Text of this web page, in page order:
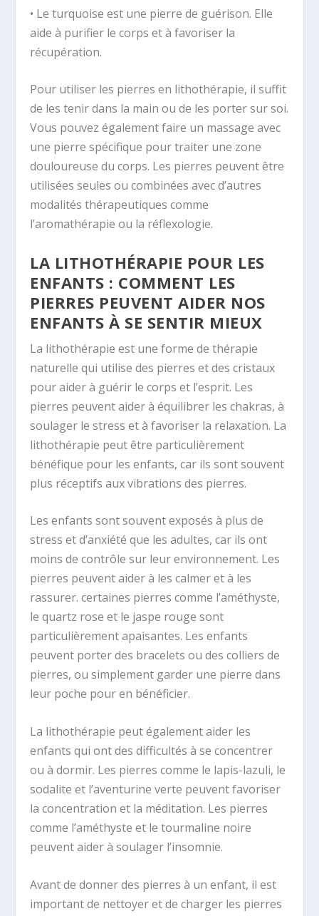
• Le turquoise est une pierre de guérison. Elle
aide à purifier le corps et à favoriser la
récupération.
Pour utiliser les pierres en lithothérapie, il suffit
de les tenir dans la main ou de les porter sur soi.
Vous pouvez également faire un massage avec
une pierre spécifique pour traiter une zone
douloureuse du corps. Les pierres peuvent être
utilisées seules ou combinées avec d’autres
modalités thérapeutiques comme
l’aromathérapie ou la réflexologie.
LA LITHOTHÉRAPIE POUR LES
ENFANTS : COMMENT LES
PIERRES PEUVENT AIDER NOS
ENFANTS À SE SENTIR MIEUX
La lithothérapie est une forme de thérapie
naturelle qui utilise des pierres et des cristaux
pour aider à guérir le corps et l’esprit. Les
pierres peuvent aider à équilibrer les chakras, à
soulager le stress et à favoriser la relaxation. La
lithothérapie peut être particulièrement
bénéfique pour les enfants, car ils sont souvent
plus réceptifs aux vibrations des pierres.
Les enfants sont souvent exposés à plus de
stress et d’anxiété que les adultes, car ils ont
moins de contrôle sur leur environnement. Les
pierres peuvent aider à les calmer et à les
rassurer. certaines pierres comme l’améthyste,
le quartz rose et le jaspe rouge sont
particulièrement apaisantes. Les enfants
peuvent porter des bracelets ou des colliers de
pierres, ou simplement garder une pierre dans
leur poche pour en bénéficier.
La lithothérapie peut également aider les
enfants qui ont des difficultés à se concentrer
ou à dormir. Les pierres comme le lapis-lazuli, le
sodalite et l’aventurine verte peuvent favoriser
la concentration et la méditation. Les pierres
comme l’améthyste et le tourmaline noire
peuvent aider à soulager l’insomnie.
Avant de donner des pierres à un enfant, il est
important de nettoyer et de charger les pierres